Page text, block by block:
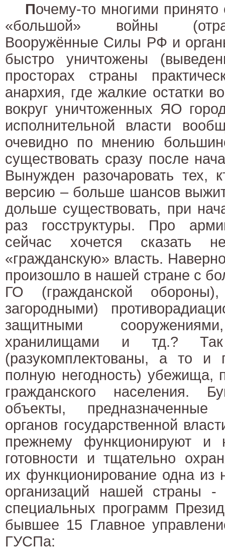
Почему-то многими принято
«большой» войны
Вооружённые Силы РФ и
быстро уничтожены
просторах страны
анархия, где жалкие остатки
вокруг уничтоженных ЯО
исполнительной власти
очевидно по мнению
существовать сразу после
Вынужден разочаровать тех,
версию – больше шансов
дольше существовать, при
раз госструктуры. Про
сейчас хочется сказать
«гражданскую» власть.
произошло в нашей стране с
ГО (гражданской
загородными)
защитными
хранилищами и тд.? Так
(разукомплектованы, а то и
полную негодность) убежища,
гражданского населения.
объекты,
органов государственной
прежнему функционируют и
готовности и тщательно
их функционирование одна из
организаций нашей страны -
специальных программ
бывшее 15 Главное
ГУСПа: